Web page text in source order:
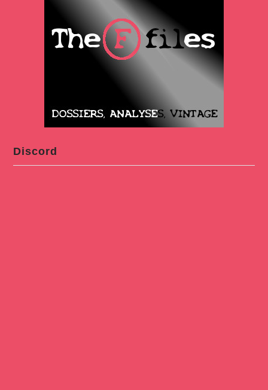
Discord